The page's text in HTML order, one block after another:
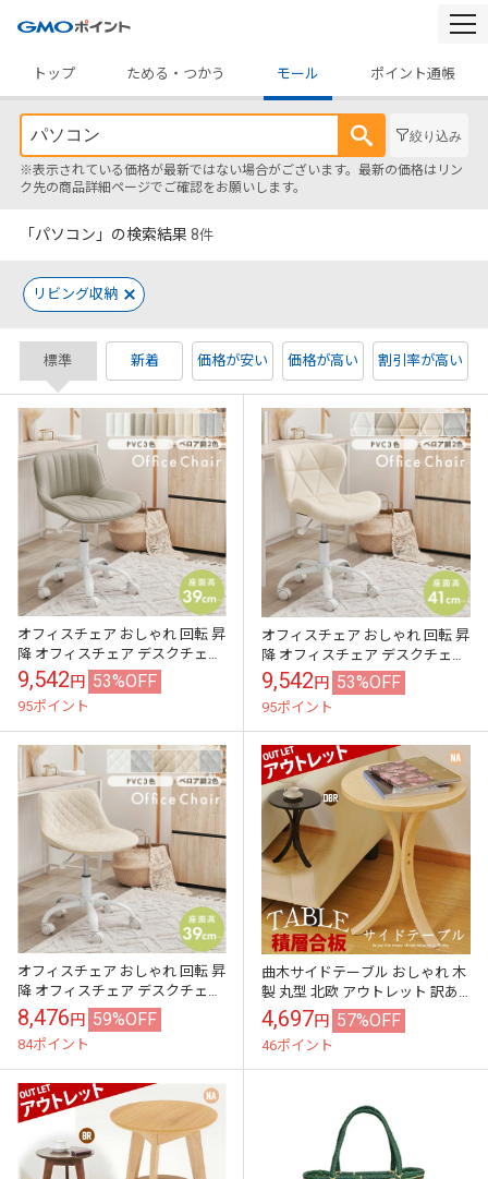
トップ
ためる・つかう モール ポイント通帳
絞り込み
※表示されている価格が最新ではない場合がございます。最新の価格はリン
ク先の商品詳細ページでご確認をお願いします。
「パソコン」の検索結果 8件
リビング収納
標準 新着 価格が安い 価格が高い 割引率が高い
オフィスチェア おしゃれ 回転 昇
降 オフィスチェア デスクチェア
おしゃれ 北欧 ベロア調 PVC パソ
コンチェア キャスター付...
9,542円 53%OFF
95ポイント
オフィスチェア おしゃれ 回転 昇
降 オフィスチェア デスクチェア
おしゃれ 北欧 ベロア調 PVC パソ
コンチェア キャスター付...
9,542円 53%OFF
95ポイント
オフィスチェア おしゃれ 回転 昇
降 オフィスチェア デスクチェア
おしゃれ 北欧 ベロア調 PVC パソ
コンチェア キャスター付...
8,476円 59%OFF
84ポイント
曲木サイドテーブル おしゃれ 木
製 丸型 北欧 アウトレット 訳あ
り 在庫処分
4,697円 57%OFF
46ポイント